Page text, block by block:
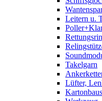
Leitern u.
Takelgarn
Lüfter,